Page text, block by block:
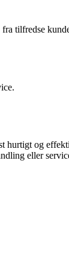
tilfredse
hurtigt og
eller